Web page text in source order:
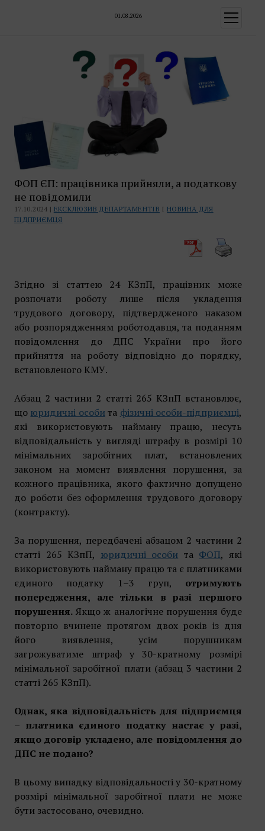
01.08.2026
відкрити
меню
ФОП ЄП: працівника прийняли, а податкову
не повідомили
17.10.2024 | ЕКСКЛЮЗИВ ДЕПАРТАМЕНТІВ ІНОВИНА ДЛЯ
ПІДПРИЄМЦЯ
Згідно зі статтею 24 КЗпП, працівник може
розпочати роботу лише після укладення
трудового договору, підтвердженого наказом
або розпорядженням роботодавця, та поданням
повідомлення до ДПС України про його
прийняття на роботу відповідно до порядку,
встановленого КМУ.
Абзац 2 частини 2 статті 265 КЗпП встановлює,
що юридичні особи та фізичні особи-підприємці,
які використовують найману працю, несуть
відповідальність у вигляді штрафу в розмірі 10
мінімальних заробітних плат, встановлених
законом на момент виявлення порушення, за
кожного працівника, якого фактично допущено
до роботи без оформлення трудового договору
(контракту).
За порушення, передбачені абзацом 2 частини 2
статті 265 КЗпП, юридичні особи та ФОП, які
використовують найману працю та є платниками
єдиного податку 1–3 груп, отримують
попередження, але тільки в разі першого
порушення. Якщо ж аналогічне порушення буде
повторно вчинене протягом двох років із дня
його виявлення, усім порушникам
загрожуватиме штраф у 30-кратному розмірі
мінімальної заробітної плати (абзац 3 частини 2
статті 265 КЗпП).
Однак, яка відповідальність для підприємця
– платника єдиного податку настає у разі,
якщо договір укладено, але повідомлення до
ДПС не подано?
В цьому випадку відповідальності у 30-кратному
розмірі мінімальної заробітної плати не може
бути застосовано, очевидно.